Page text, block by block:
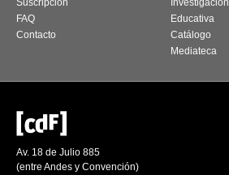
Suscripción
FAQ
Contacto
Investigación
Educativa
Catálogo
Mediateca
Av. 18 de Julio 885
(entre Andes y Convención)